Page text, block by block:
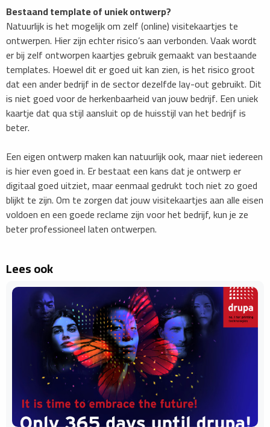
Bestaand template of uniek ontwerp?
Natuurlijk is het mogelijk om zelf (online) visitekaartjes te
ontwerpen. Hier zijn echter risico’s aan verbonden. Vaak wordt
er bij zelf ontworpen kaartjes gebruik gemaakt van bestaande
templates. Hoewel dit er goed uit kan zien, is het risico groot
dat een ander bedrijf in de sector dezelfde lay-out gebruikt. Dit
is niet goed voor de herkenbaarheid van jouw bedrijf. Een uniek
kaartje dat qua stijl aansluit op de huisstijl van het bedrijf is
beter.
Een eigen ontwerp maken kan natuurlijk ook, maar niet iedereen
is hier even goed in. Er bestaat een kans dat je ontwerp er
digitaal goed uitziet, maar eenmaal gedrukt toch niet zo goed
blijkt te zijn. Om te zorgen dat jouw visitekaartjes aan alle eisen
voldoen en een goede reclame zijn voor het bedrijf, kun je ze
beter professioneel laten ontwerpen.
Lees ook